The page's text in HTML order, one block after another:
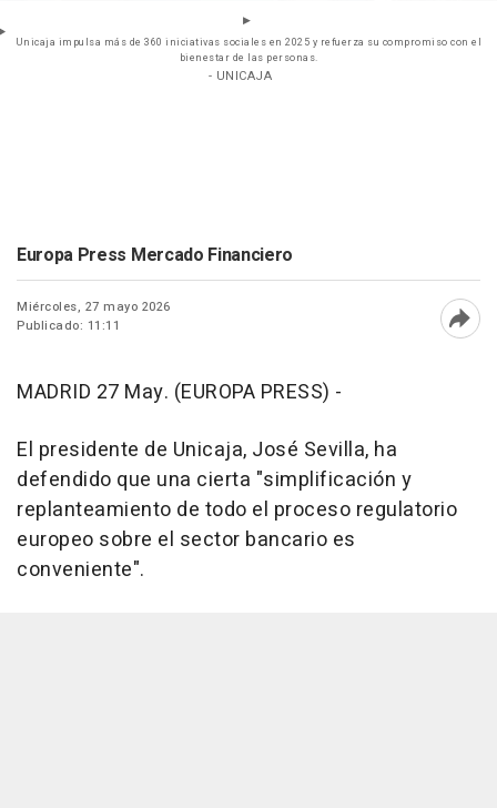
Unicaja impulsa más de 360 iniciativas sociales en 2025 y refuerza su compromiso con el
bienestar de las personas.
- UNICAJA
Europa Press Mercado Financiero
Miércoles, 27 mayo 2026
Publicado: 11:11
MADRID 27 May. (EUROPA PRESS) -
El presidente de Unicaja, José Sevilla, ha
defendido que una cierta "simplificación y
replanteamiento de todo el proceso regulatorio
europeo sobre el sector bancario es
conveniente".